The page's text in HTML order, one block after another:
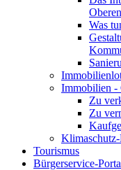
Was
Immobilien -
Zu
Zu
Tourismus
Bürgerservice-